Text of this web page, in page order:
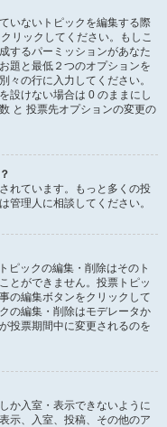
いないトピックを編集する際
リックしてください。もしこ
するパーミッションがあなた
題と最低２つのオプションを
々の行に入力してください。
設けない場合は 0 のままにし
と 投票先オプションの変更の
れています。もっと多くの投
管理人に相談してください。
ピックの編集・削除はそのト
とができません。投票トピッ
の編集ボタンをクリックして
の編集・削除はモデレータか
投票期間中に変更されるのを
か入室・表示できないように
示、入室、投稿、その他のア